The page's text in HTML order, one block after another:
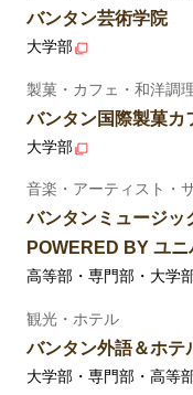
バンタン芸術学院
大学部
製菓・カフェ・和洋調
バンタン国際製菓カ
大学部
音楽・アーティスト・
バンタンミュージッ
POWERED BY ユ
高等部・専門部・大学
観光・ホテル
バンタン外語＆ホテ
大学部・専門部・高等